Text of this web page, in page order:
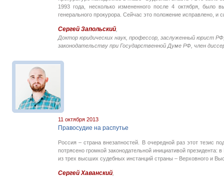
1993 года, несколько измененного после 4 октября, было
генерального прокурора. Сейчас это положение исправлено,
Сергей Запольский
Доктор юридических наук, профессор, заслуженный юрист
законодательству при Государственной Думе РФ, член
11 октября 2013
Правосудие на распутье
Россия – страна внезапностей. В очередной раз этот тезис
потрясено громкой законодательной инициативой
из трех высших судебных инстанций страны – Верховного и
Сергей Хаванский